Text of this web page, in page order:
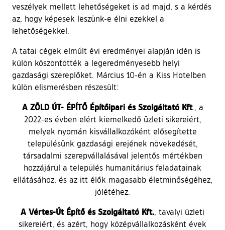
veszélyek mellett lehetőségeket is ad majd, s a kérdés
az, hogy képesek leszünk-e élni ezekkel a
lehetőségekkel.
A tatai cégek elmúlt évi eredményei alapján idén is
külön köszöntötték a legeredményesebb helyi
gazdasági szereplőket. Március 10-én a Kiss Hotelben
külön elismerésben részesült:
A ZÖLD ÚT- ÉPÍTŐ Építőipari és Szolgáltató Kft., a
2022-es évben elért kiemelkedő üzleti sikereiért,
melyek nyomán kisvállalkozóként elősegítette
településünk gazdasági erejének növekedését,
társadalmi szerepvállalásával jelentős mértékben
hozzájárul a település humanitárius feladatainak
ellátásához, és az itt élők magasabb életminőségéhez,
jólétéhez.
A Vértes-Út Építő és Szolgáltató Kft., tavalyi üzleti
sikereiért, és azért, hogy középvállalkozásként évek